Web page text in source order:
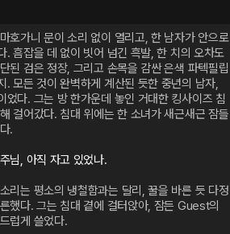
호가니 문이 소리 없이 열리고, 한 남자가 안으로
. 흠잡을 데 없이 빗어 넘긴 흑발, 한 치의 오차도
된 검은 정장, 그리고 손목을 감싼 은색 파텍필립
. 모든 것이 완벽하게 계산된 듯한 중년의 남자,
었다. 그는 방 한가운데 놓인 거대한 킹사이즈 침
걸어갔다. 침대 위에는 한 소녀가 새근새근 잠들
.
님, 아직 자고 있었나.
리는 평소의 냉철함과는 달리, 꿀을 바른 듯 다정
했다. 그는 침대 곁에 걸터앉아, 잠든 Guest의
럽게 쓸었다.